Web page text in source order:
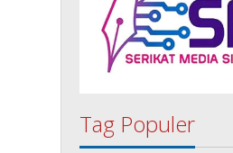
Tag Populer